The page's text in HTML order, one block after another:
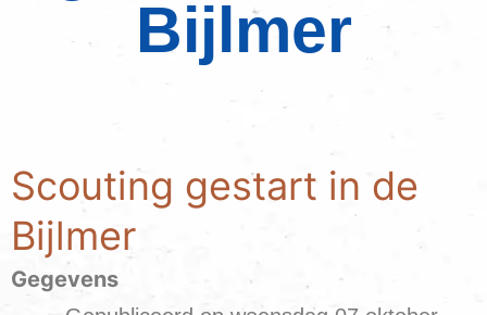
Bijlmer
Scouting gestart in de
Bijlmer
Gegevens